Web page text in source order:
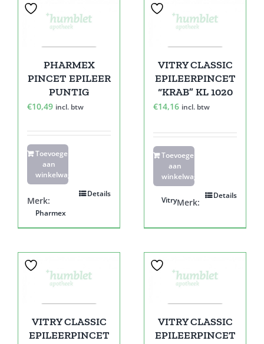
PHARMEX
PINCET EPILEER
PUNTIG
€10,49 incl. btw
Toevoegen
aan
winkelwagen
Details
Merk:
Pharmex
VITRY CLASSIC
EPILEERPINCET
“KRAB” KL 1020
€14,16 incl. btw
Toevoegen
aan
winkelwagen
Details
Merk:
Vitry
VITRY CLASSIC
EPILEERPINCET
VITRY CLASSIC
EPILEERPINCET